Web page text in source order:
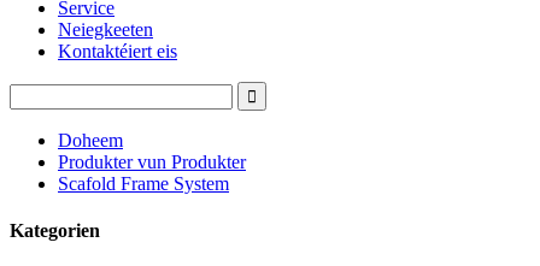
Service
Neiegkeeten
Kontaktéiert eis
Doheem
Produkter vun Produkter
Scafold Frame System
Kategorien